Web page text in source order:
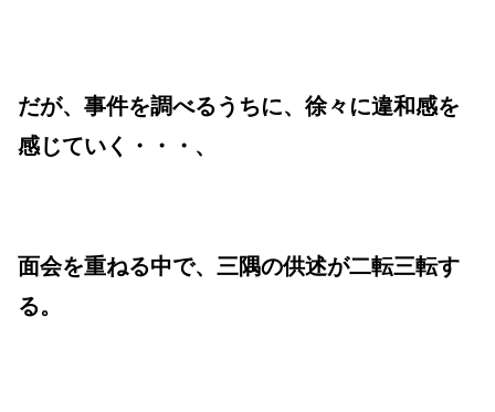
だが、事件を調べるうちに、徐々に違和感を
感じていく・・・、
面会を重ねる中で、三隅の供述が二転三転す
る。